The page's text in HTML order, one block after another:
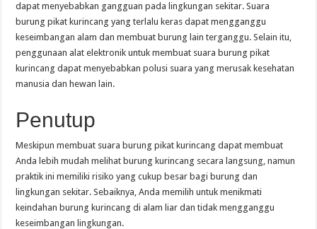
dapat menyebabkan gangguan pada lingkungan sekitar. Suara
burung pikat kurincang yang terlalu keras dapat mengganggu
keseimbangan alam dan membuat burung lain terganggu. Selain itu,
penggunaan alat elektronik untuk membuat suara burung pikat
kurincang dapat menyebabkan polusi suara yang merusak kesehatan
manusia dan hewan lain.
Penutup
Meskipun membuat suara burung pikat kurincang dapat membuat
Anda lebih mudah melihat burung kurincang secara langsung, namun
praktik ini memiliki risiko yang cukup besar bagi burung dan
lingkungan sekitar. Sebaiknya, Anda memilih untuk menikmati
keindahan burung kurincang di alam liar dan tidak mengganggu
keseimbangan lingkungan.